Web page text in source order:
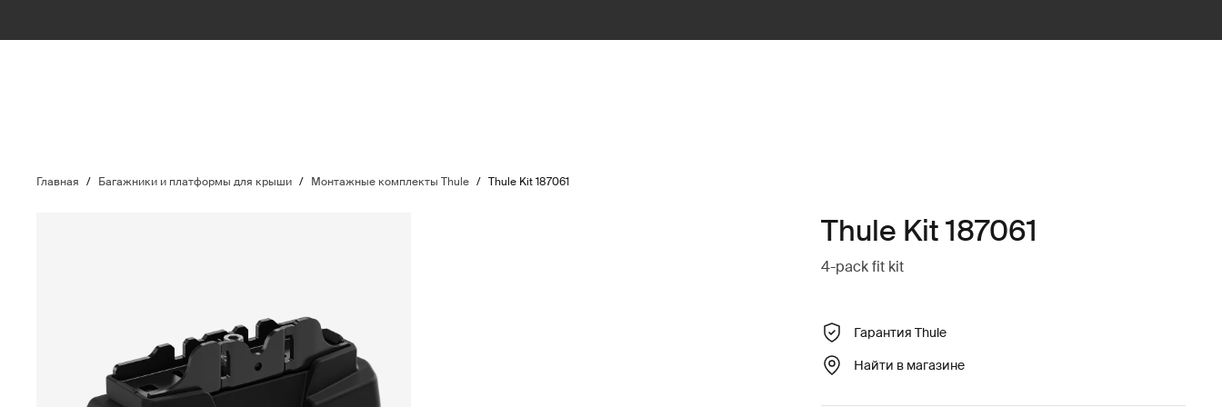
Главная / Багажники и платформы для крыши / Монтажные комплекты Thule / Thule Kit 187061
Thule Kit 187061
4-pack fit kit
Гарантия Thule
Найти в магазине